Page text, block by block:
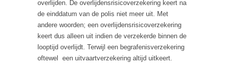
overlijden. De overlijdensrisicoverzekering keert na
de einddatum van de polis niet meer uit. Met
andere woorden; een overlijdensrisicoverzekering
keert dus alleen uit indien de verzekerde binnen de
looptijd overlijdt. Terwijl een begrafenisverzekering
oftewel een uitvaartverzekering altijd uitkeert.